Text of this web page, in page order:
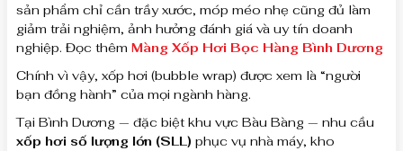
sản phẩm chỉ cần trầy xước, móp méo nhẹ cũng đủ làm
giảm trải nghiệm, ảnh hưởng đánh giá và uy tín doanh
nghiệp. Đọc thêm Màng Xốp Hơi Bọc Hàng Bình Dương
Chính vì vậy, xốp hơi (bubble wrap) được xem là “người
bạn đồng hành” của mọi ngành hàng.
Tại Bình Dương — đặc biệt khu vực Bàu Bàng — nhu cầu
xốp hơi số lượng lớn (SLL) phục vụ nhà máy, kho